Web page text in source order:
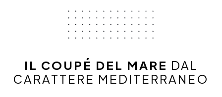
IL COUPÉ DEL MARE DAL
CARATTERE MEDITERRANEO